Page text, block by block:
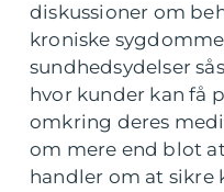
diskussioner om
kroniske
sundhedsydelser
hvor kunder kan få
omkring deres
om mere end blot
handler om at